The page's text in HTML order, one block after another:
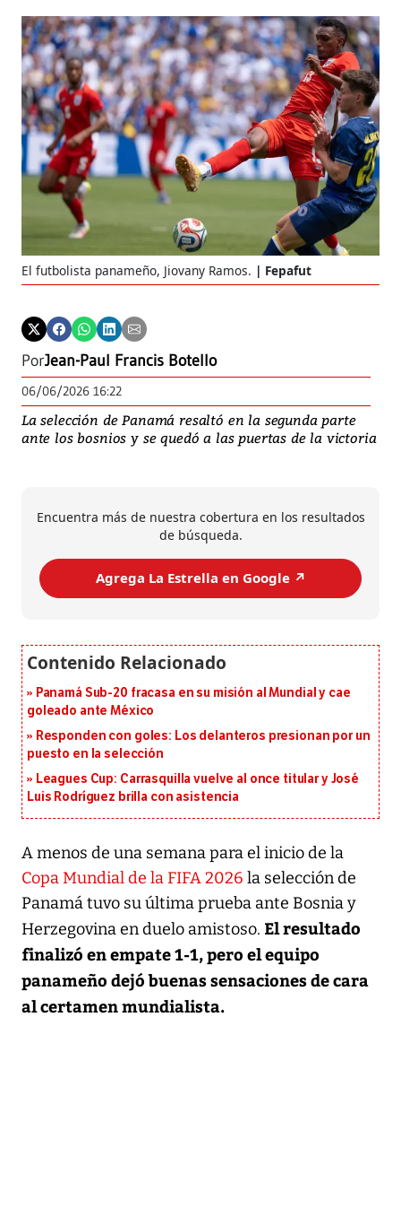
El futbolista panameño, Jiovany Ramos. Fepafut
PorJean-Paul Francis Botello
06/06/2026 16:22
La selección de Panamá resaltó en la segunda parte
ante los bosnios y se quedó a las puertas de la victoria
Encuentra más de nuestra cobertura en los resultados
de búsqueda.
Agrega La Estrella en Google ↗️
Panamá Sub-20 fracasa en su misión al Mundial y cae
goleado ante México
Responden con goles: Los delanteros presionan por un
puesto en la selección
Leagues Cup: Carrasquilla vuelve al once titular y José
Luis Rodríguez brilla con asistencia
A menos de una semana para el inicio de la
Copa Mundial de la FIFA 2026 la selección de
Panamá tuvo su última prueba ante Bosnia y
Herzegovina en duelo amistoso. El resultado
finalizó en empate 1-1, pero el equipo
panameño dejó buenas sensaciones de cara
al certamen mundialista.